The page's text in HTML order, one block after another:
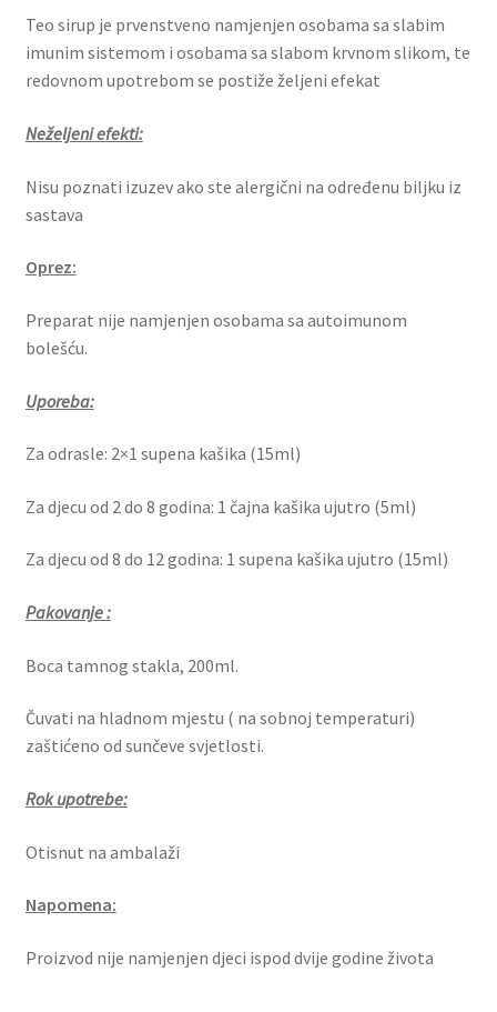
Teo sirup je prvenstveno namjenjen osobama sa slabim
imunim sistemom i osobama sa slabom krvnom slikom, te
redovnom upotrebom se postiže željeni efekat
Neželjeni efekti:
Nisu poznati izuzev ako ste alergični na određenu biljku iz
sastava
Oprez:
Preparat nije namjenjen osobama sa autoimunom
bolešću.
Uporeba:
Za odrasle: 2×1 supena kašika (15ml)
Za djecu od 2 do 8 godina: 1 čajna kašika ujutro (5ml)
Za djecu od 8 do 12 godina: 1 supena kašika ujutro (15ml)
Pakovanje :
Boca tamnog stakla, 200ml.
Čuvati na hladnom mjestu ( na sobnoj temperaturi)
zaštićeno od sunčeve svjetlosti.
Rok upotrebe:
Otisnut na ambalaži
Napomena:
Proizvod nije namjenjen djeci ispod dvije godine života